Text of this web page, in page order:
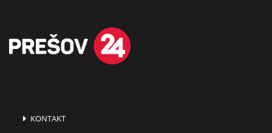
KONTAKT